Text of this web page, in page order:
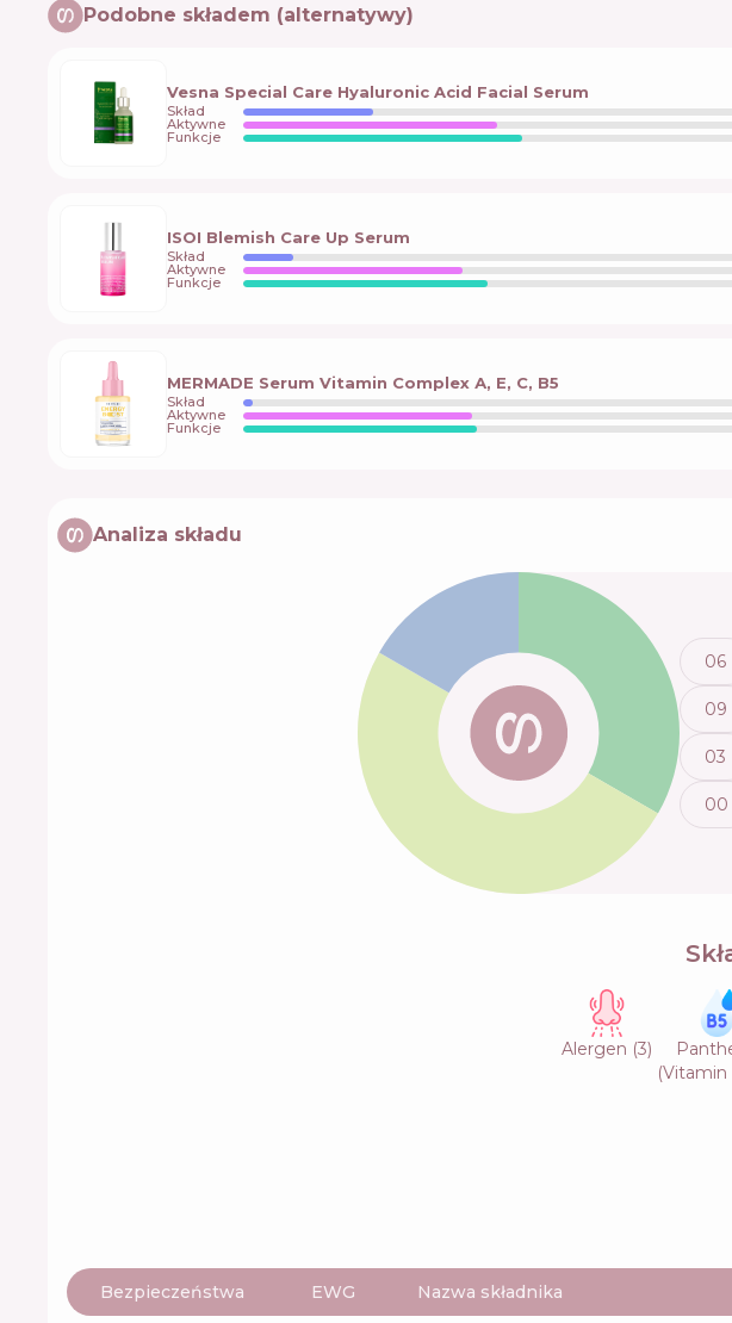
Podobne składem (alternatywy)
Vesna Special Care Hyaluronic Acid Facial Serum
Skład
Aktywne
Funkcje
ISOI Blemish Care Up Serum
Skład
Aktywne
Funkcje
MERMADE Serum Vitamin Complex А, Е, С, В5
Skład
Aktywne
Funkcje
Analiza składu
06
09
03
00
Alergen (3)
(Vitamin
Bezpieczeństwa EWG Nazwa składnika